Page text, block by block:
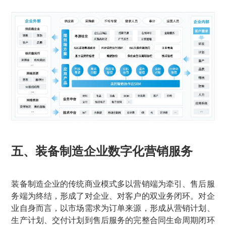
五、装备制造企业数字化营销服务
装备制造企业的传统商业模式多以营销端为牵引、售后服
务端为终结，形成了对企业、对客户的双业务闭环。对企
业自身而言，以市场需求为订单来源，形成从营销计划、
生产计划、交付计划到售后服务的完整合同生命周期闭环